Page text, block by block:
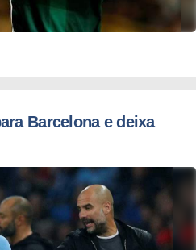
Barcelona e deixa